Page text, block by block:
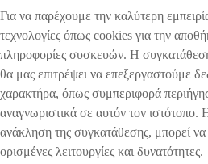
Για να παρέχουμε την καλύτερη
τεχνολογίες όπως cookies για την
πληροφορίες συσκευών. Η συγκατάθεση
θα μας επιτρέψει να επεξεργαστούμε
χαρακτήρα, όπως συμπεριφορά
αναγνωριστικά σε αυτόν τον
ανάκληση της συγκατάθεσης, μπορεί να
ορισμένες λειτουργίες και δυνατότητες.